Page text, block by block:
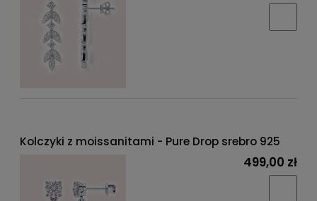
Kolczyki z moissanitami - Pure Drop srebro 925
499,00 zł